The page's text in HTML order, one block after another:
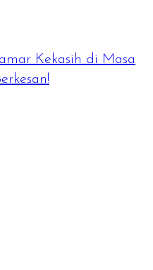
Kekasih di Masa